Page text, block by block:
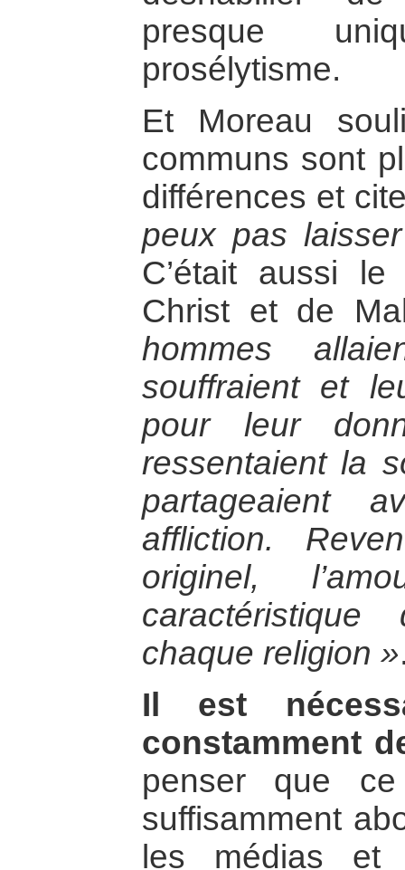
presque
prosélytisme.
Et Moreau
communs sont
différences et
peux pas
C’était aussi
Christ et de
hommes
souffraient et
pour leur
ressentaient la
partageaient
affliction.
originel,
chaque religion »
Il est
constamment
penser que
suffisamment
les médias et